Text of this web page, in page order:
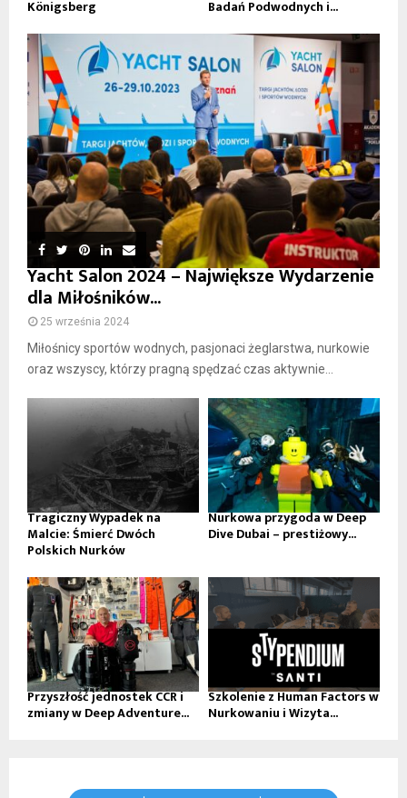
Königsberg Badań Podwodnych i...
Yacht Salon 2024 – Największe Wydarzenie
dla Miłośników...
25 września 2024
Miłośnicy sportów wodnych, pasjonaci żeglarstwa, nurkowie
oraz wszyscy, którzy pragną spędzać czas aktywnie...
Tragiczny Wypadek na
Malcie: Śmierć Dwóch
Polskich Nurków
Nurkowa przygoda w Deep
Dive Dubai – prestiżowy...
Przyszłość jednostek CCR i
zmiany w Deep Adventure...
Szkolenie z Human Factors w
Nurkowaniu i Wizyta...